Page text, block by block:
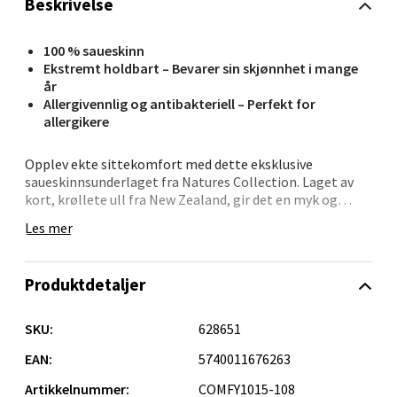
100 % saueskinn
Ekstremt holdbart – Bevarer sin skjønnhet i mange
år
Allergivennlig og antibakteriell – Perfekt for
allergikere
Opplev ekte sittekomfort med dette eksklusive
saueskinnsunderlaget fra Natures Collection. Laget av
kort, krøllete ull fra New Zealand, gir det en myk og
tone som tilfører dybde og varme til interiøret.
spisebordstoler, benker eller favorittstolen din. Ullen er
sitteopplevelse samtidig som den tilfører en naturlig
Les mer
Produktdetaljer
SKU:
628651
EAN:
5740011676263
Artikkelnummer:
COMFY1015-108
Ålesund - Thon Senter Moa
Langelandsvegen 25, 6010 Ålesund
0 i butikk
Molde - Moldetorget
Torget 1, 6413 Molde